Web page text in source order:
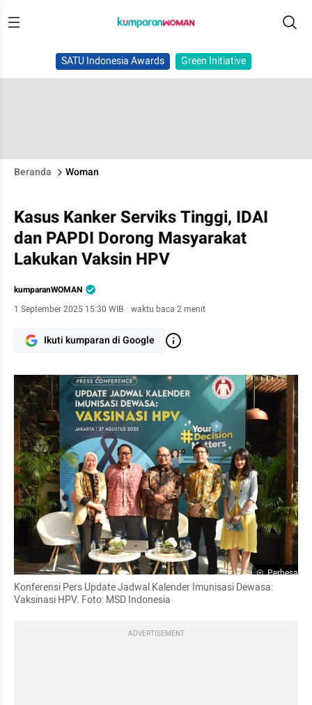
SATU Indonesia Awards Green Initiative
Beranda Woman
Kasus Kanker Serviks Tinggi, IDAI
dan PAPDI Dorong Masyarakat
Lakukan Vaksin HPV
kumparanWOMAN
1 September 2025 15:30 WIB · waktu baca 2 menit
Ikuti kumparan di Google
Perbesar
Konferensi Pers Update Jadwal Kalender Imunisasi Dewasa:
Vaksinasi HPV. Foto: MSD Indonesia
ADVERTISEMENT